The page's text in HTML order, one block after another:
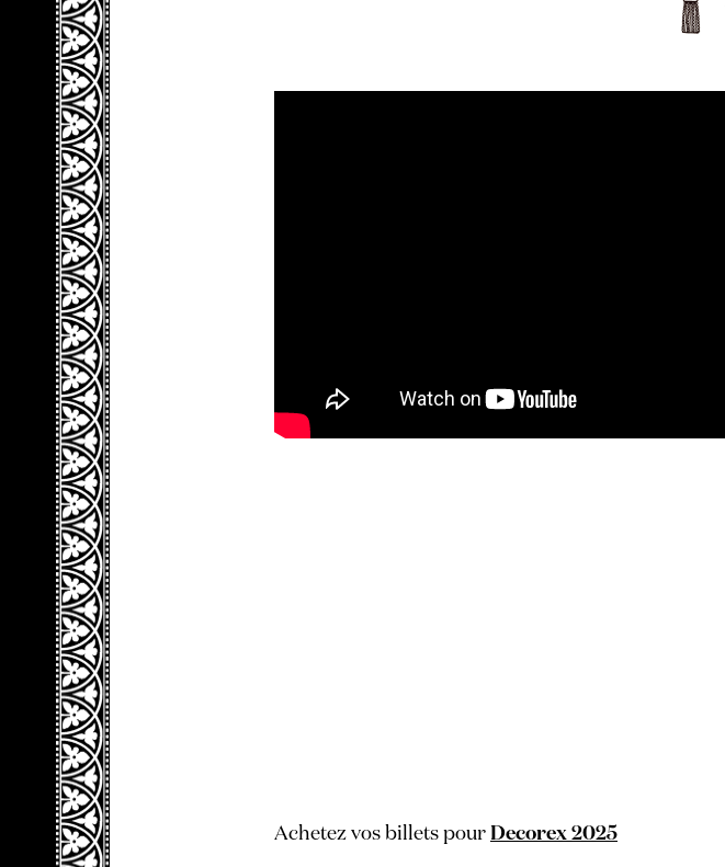
Achetez vos billets pour Decorex 2025